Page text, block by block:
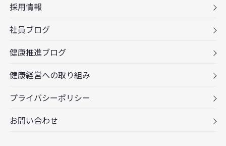
採用情報
社員ブログ
健康推進ブログ
健康経営への取り組み
プライバシーポリシー
お問い合わせ